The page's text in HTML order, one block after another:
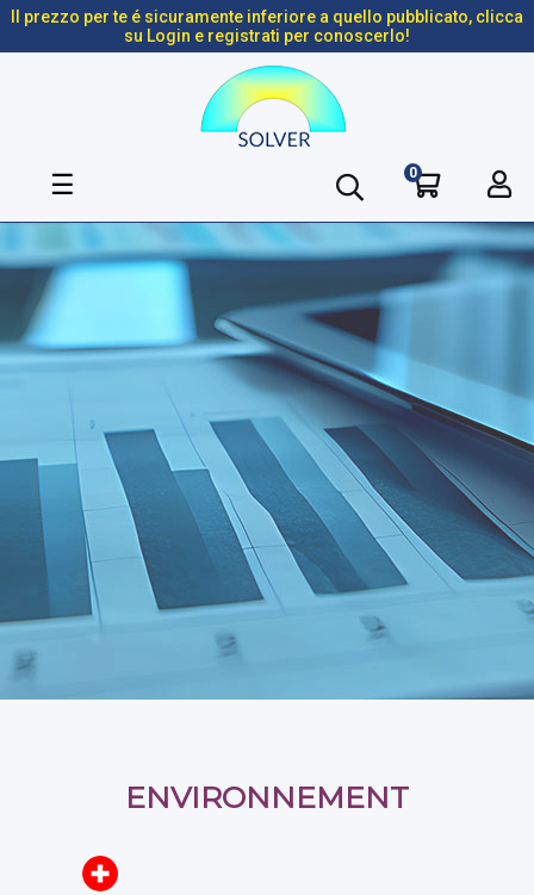
Il prezzo per te é sicuramente inferiore a quello pubblicato, clicca
su Login e registrati per conoscerlo!
navigazione
☰ 0
ENVIRONNEMENT